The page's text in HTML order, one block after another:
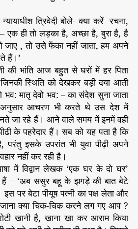
त्रिवेदी बोले- क्या करें रचना,
एक ही तो लड़का है, अच्छा है, बुरा है, है
जाए , तो उसे फेंका नहीं जाता, हम अपने
हैं।’
की भांति आज बहुत से घरों में हर पिता
स्थिति को देखकर बड़ी दया आती
मातृ देवो भव: – का संदेश सुना जाता
आचरण भी करते थे उस देश में
जा रहे हैं। आने वाले समय में इनमें वही
के पहरेदार हैं। सब को यह पता है कि
परंतु इसके उपरांत भी युवा पीढ़ी अपने
नहीं कर रही है।
में विद्वान लेखक ‘एक घर के दो घर’
हैं – ‘अब ससुर-बहू के झगड़े की बात बेटे
पर बेटा पीयूष पत्नी का पक्ष लेता और
क्या चिक-चिक करने लग गए आप ?
खानी है, खाना खा कर आराम किया